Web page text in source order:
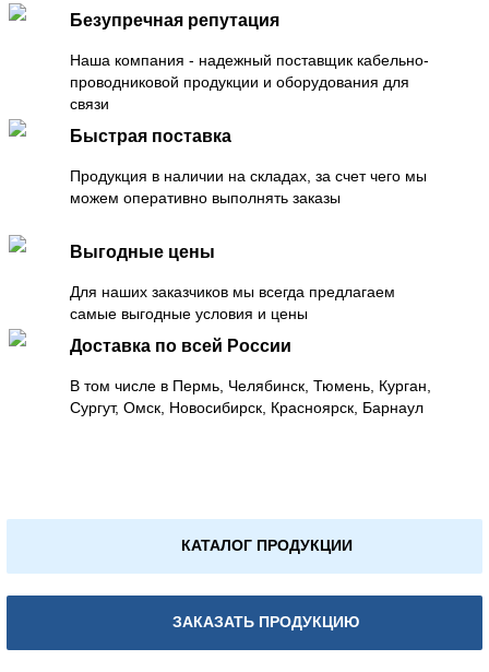
Безупречная репутация
Наша компания - надежный поставщик кабельно-
проводниковой продукции и оборудования для
связи
Быстрая поставка
Продукция в наличии на складах, за счет чего мы
можем оперативно выполнять заказы
Выгодные цены
Для наших заказчиков мы всегда предлагаем
самые выгодные условия и цены
Доставка по всей России
В том числе в Пермь, Челябинск, Тюмень, Курган,
Сургут, Омск, Новосибирск, Красноярск, Барнаул
КАТАЛОГ ПРОДУКЦИИ
ЗАКАЗАТЬ ПРОДУКЦИЮ